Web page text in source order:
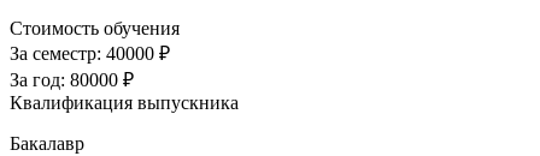
Стоимость обучения
За семестр: 40000 ₽
За год: 80000 ₽
Квалификация выпускника
Бакалавр